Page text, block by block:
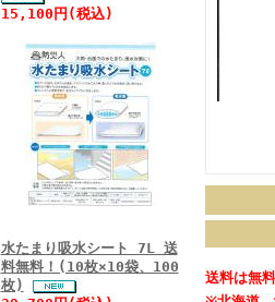
15,100円(税込)
水たまり吸水シート 7L 送
料無料！(10枚×10袋、100
枚)
送料は無料